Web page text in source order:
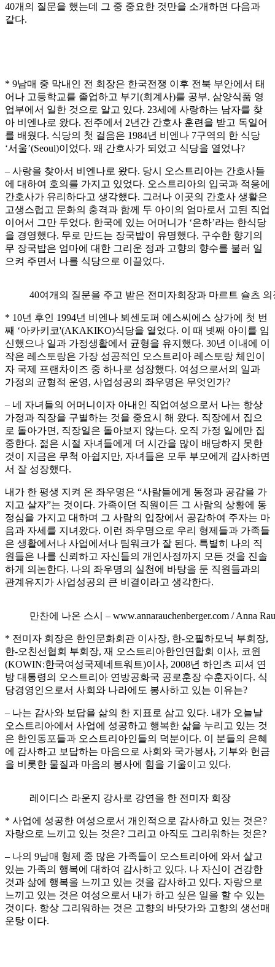
40개의 질문을 했는데 그 중 중요한 것만을 소개하면 다음과
같다.
* 9남매 중 막내인 전 회장은 한국전쟁 이후 전북 부안에서 태
어나 고등학교를 졸업하고 부기(회계사)를 공부, 삼양식품 영
업부에서 일한 것으로 알고 있다. 23세에 사랑하는 남자를 찾
아 비엔나로 왔다. 전주에서 2년간 간호사 훈련을 받고 독일어
를 배웠다. 식당의 첫 걸음은 1984년 비엔나 7구역의 한 식당
‘서울’(Seoul)이었다. 왜 간호사가 되었고 식당을 열었나?
– 사랑을 찾아서 비엔나로 왔다. 당시 오스트리아는 간호사들
에 대하여 호의를 가지고 있었다. 오스트리아의 입국과 적응에
간호사가 유리하다고 생각했다. 그러나 이곳의 간호사 생활은
고생스럽고 문화의 충격과 함께 두 아이의 엄마로서 고된 직업
이어서 그만 두었다. 한국에 있는 어머니가 ‘은하’라는 한식당
을 경영했다. 무로 만드는 장국밥이 유명했다. 구수한 향기의
무 장국밥은 엄마에 대한 그리운 정과 고향의 향수를 불러 일
으켜 주면서 나를 식당으로 이끌었다.
40여개의 질문을 주고 받은 전미자회장과 마르트 슐츠 의
* 10년 후인 1994년 비엔나 뵈센도퍼 에스씨에스 상가에 첫 번
째 ‘아카키코'(AKAKIKO)식당을 열었다. 이 때 넷째 아이를 임
신했으나 일과 가정생활에서 균형을 유지했다. 30년 이내에 이
작은 레스토랑은 가장 성공적인 오스트리아 레스토랑 체인이
자 국제 프랜차이즈 중 하나로 성장했다. 여성으로서의 일과
가정의 균형적 운영, 사업성공의 좌우명은 무엇인가?
– 네 자녀들의 어머니이자 아내인 직업여성으로서 나는 항상
가정과 직장을 구별하는 것을 중요시 해 왔다. 직장에서 집으
로 돌아가면, 직장일은 돌아보지 않는다. 오직 가정 일에만 집
중한다. 젊은 시절 자녀들에게 더 시간을 많이 배당하지 못한
것이 지금은 무척 아쉽지만, 자녀들은 모두 부모에게 감사하면
서 잘 성장했다.
내가 한 평생 지켜 온 좌우명은 “사람들에게 동정과 공감을 가
지고 살자”는 것이다. 가족이던 직원이든 그 사람의 상황에 동
정심을 가지고 대하며 그 사람의 입장에서 공감하여 주자는 마
음과 자세를 지녀왔다. 이런 좌우명으로 우리 형제들과 가족들
은 생활에서나 사업에서나 팀워크가 잘 된다. 특별히 나의 직
원들은 나를 신뢰하고 자신들의 개인사정까지 모든 것을 진솔
하게 의논한다. 나의 좌우명의 실천에 바탕을 둔 직원들과의
관계유지가 사업성공의 큰 비결이라고 생각한다.
만찬에 나온 스시 – www.annarauchenberger.com / Anna
* 전미자 회장은 한인문화회관 이사장, 한-오필하모닉 부회장,
한-오친선협회 부회장, 재 오스트리아한인연합회 이사, 코윈
(KOWIN:한국여성국제네트워트)이사, 2008년 하인츠 피셔 연
방 대통령의 오스트리아 연방공화국 공로훈장 수훈자이다. 식
당경영인으로서 사회와 나라에도 봉사하고 있는 이유는?
– 나는 감사와 보답을 삶의 한 지표로 삼고 있다. 내가 오늘날
오스트리아에서 사업에 성공하고 행복한 삶을 누리고 있는 것
은 한인동포들과 오스트리아인들의 덕분이다. 이 분들의 은혜
에 감사하고 보답하는 마음으로 사회와 국가봉사, 기부와 헌금
을 비롯한 물질과 마음의 봉사에 힘을 기울이고 있다.
레이디스 라운지 강사로 강연을 한 전미자 회장
* 사업에 성공한 여성으로서 개인적으로 감사하고 있는 것은?
자랑으로 느끼고 있는 것은? 그리고 아직도 그리워하는 것은?
– 나의 9남매 형제 중 많은 가족들이 오스트리아에 와서 살고
있는 가족의 행복에 대하여 감사하고 있다. 나 자신이 건강한
것과 삶에 행복을 느끼고 있는 것을 감사하고 있다. 자랑으로
느끼고 있는 것은 여성으로서 내가 하고 싶은 일을 할 수 있는
것이다. 항상 그리워하는 것은 고향의 바닷가와 고향의 생선매
운탕 이다.